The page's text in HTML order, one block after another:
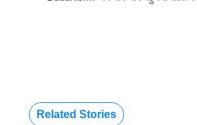
Related Stories